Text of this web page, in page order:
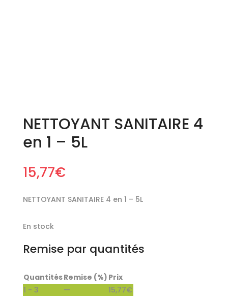
NETTOYANT SANITAIRE 4
en 1 – 5L
15,77€
NETTOYANT SANITAIRE 4 en 1 – 5L
En stock
Remise par quantités
QuantitésRemise (%) Prix
1 - 3
— 15,77€